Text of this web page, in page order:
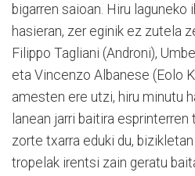
bigarren saioan. Hiru
hasieran, zer eginik ez zutela
Filippo Tagliani (Androni),
eta Vincenzo Albanese (Eolo
amesten ere utzi, hiru minutu
lanean jarri baitira
zorte txarra eduki du,
tropelak irentsi zain geratu